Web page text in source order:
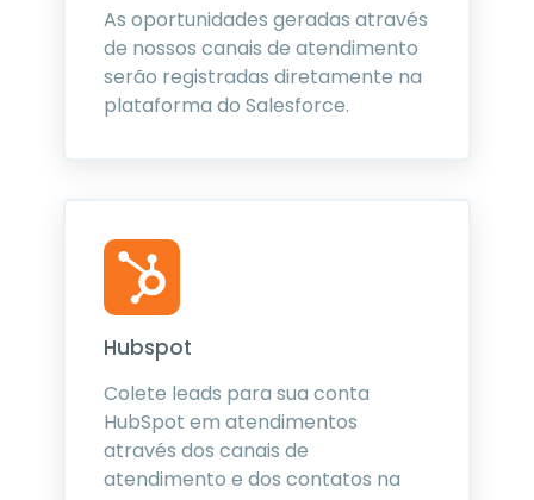
As oportunidades geradas através
de nossos canais de atendimento
serão registradas diretamente na
plataforma do Salesforce.
Hubspot
Colete leads para sua conta
HubSpot em atendimentos
através dos canais de
atendimento e dos contatos na